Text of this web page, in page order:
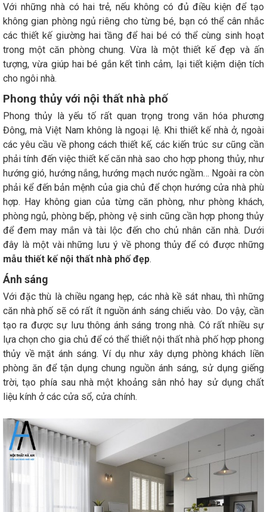
Với những nhà có hai trẻ, nếu không có đủ điều kiện để tạo
không gian phòng ngủ riêng cho từng bé, bạn có thể cân nhắc
các thiết kế giường hai tầng để hai bé có thể cùng sinh hoạt
trong một căn phòng chung. Vừa là một thiết kế đẹp và ấn
tượng, vừa giúp hai bé gắn kết tình cảm, lại tiết kiệm diện tích
cho ngôi nhà.
Phong thủy với nội thất nhà phố
Phong thủy là yếu tố rất quan trọng trong văn hóa phương
Đông, mà Việt Nam không là ngoại lệ. Khi thiết kế nhà ở, ngoài
các yêu cầu về phong cách thiết kế, các kiến trúc sư cũng cần
phải tính đến việc thiết kế căn nhà sao cho hợp phong thủy, như
hướng gió, hướng nắng, hướng mạch nước ngầm… Ngoài ra còn
phải kể đến bản mệnh của gia chủ để chọn hướng cửa nhà phù
hợp. Hay không gian của từng căn phòng, như phòng khách,
phòng ngủ, phòng bếp, phòng vệ sinh cũng cần hợp phong thủy
để đem may mắn và tài lộc đến cho chủ nhân căn nhà. Dưới
đây là một vài những lưu ý về phong thủy để có được những
mẫu thiết kế nội thất nhà phố đẹp.
Ánh sáng
Với đặc thù là chiều ngang hẹp, các nhà kề sát nhau, thì những
căn nhà phố sẽ có rất ít nguồn ánh sáng chiếu vào. Do vậy, cần
tạo ra được sự lưu thông ánh sáng trong nhà. Có rất nhiều sự
lựa chọn cho gia chủ để có thể thiết nội thất nhà phố hợp phong
thủy về mặt ánh sáng. Ví dụ như xây dựng phòng khách liền
phòng ăn để tận dụng chung nguồn ánh sáng, sử dụng giếng
trời, tạo phía sau nhà một khoảng sân nhỏ hay sử dụng chất
liệu kính ở các cửa sổ, cửa chính.